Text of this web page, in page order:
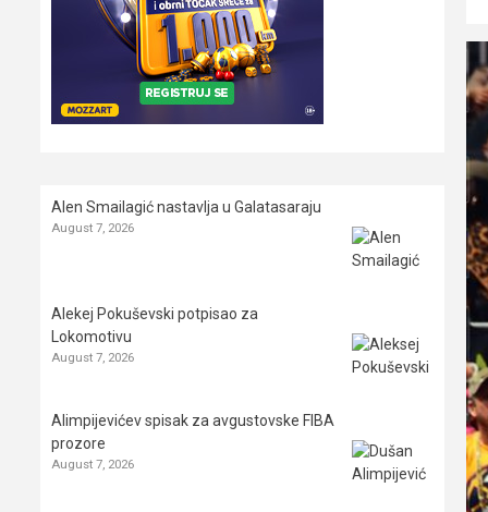
Alen Smailagić nastavlja u Galatasaraju
August 7, 2026
Alekej Pokuševski potpisao za
Lokomotivu
August 7, 2026
Alimpijevićev spisak za avgustovske FIBA
prozore
August 7, 2026